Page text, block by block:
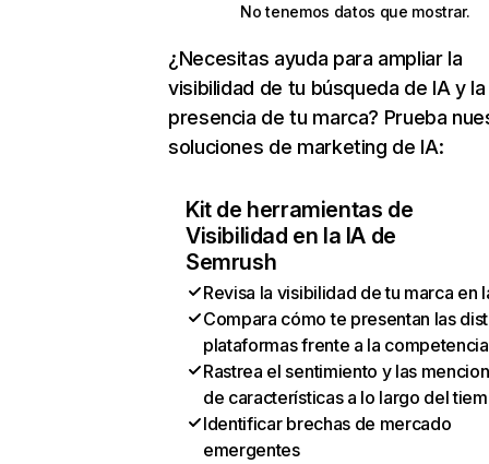
No tenemos datos que mostrar.
¿Necesitas ayuda para ampliar la
visibilidad de tu búsqueda de IA y la
presencia de tu marca? Prueba
soluciones de marketing de IA:
Kit de herramientas de
Visibilidad en la IA de
Semrush
Revisa la visibilidad de tu marca en
Compara cómo te presentan las
plataformas frente a la competencia
Rastrea el sentimiento y las
de características a lo largo del
Identificar brechas de mercado
emergentes